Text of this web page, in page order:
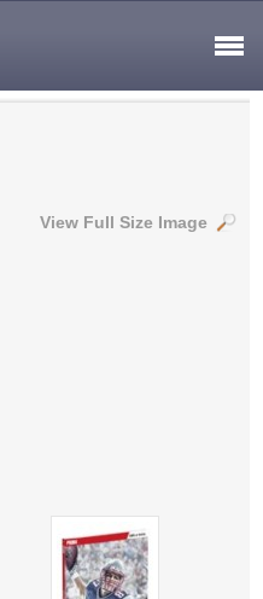
View Full Size Image